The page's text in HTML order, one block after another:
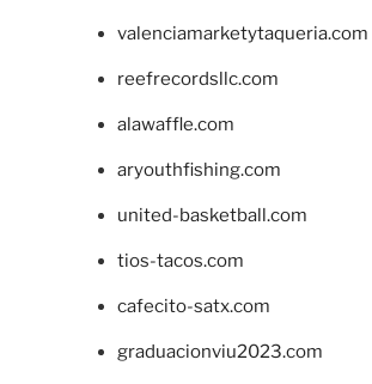
valenciamarketytaqueria.com
reefrecordsllc.com
alawaffle.com
aryouthfishing.com
united-basketball.com
tios-tacos.com
cafecito-satx.com
graduacionviu2023.com